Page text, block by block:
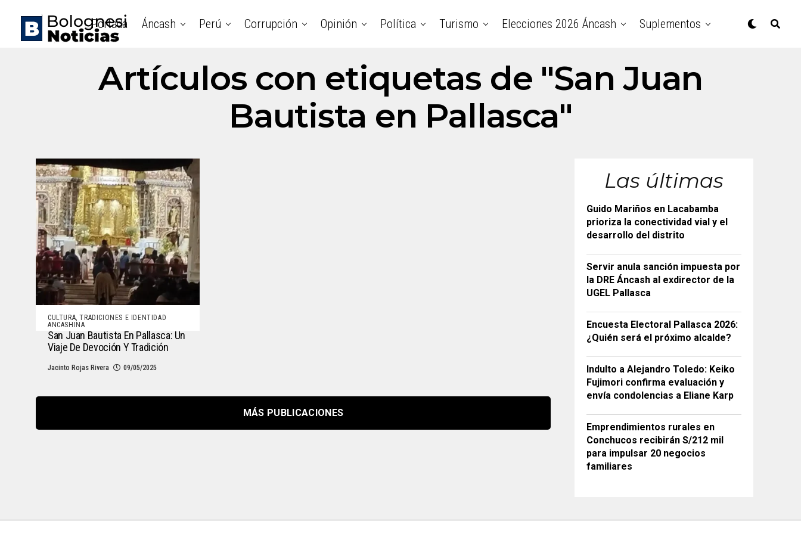
Portada Áncash Perú Corrupción Opinión Política Turismo Elecciones 2026 Áncash Suplementos
Artículos con etiquetas de "San Juan
Bautista en Pallasca"
CULTURA, TRADICIONES E IDENTIDAD
ANCASHINA
San Juan Bautista En Pallasca: Un
Viaje De Devoción Y Tradición
Jacinto Rojas Rivera 09/05/2025
MÁS PUBLICACIONES
Las últimas
Guido Mariños en Lacabamba
prioriza la conectividad vial y el
desarrollo del distrito
Servir anula sanción impuesta por
la DRE Áncash al exdirector de la
UGEL Pallasca
Encuesta Electoral Pallasca 2026:
¿Quién será el próximo alcalde?
Indulto a Alejandro Toledo: Keiko
Fujimori confirma evaluación y
envía condolencias a Eliane Karp
Emprendimientos rurales en
Conchucos recibirán S/212 mil
para impulsar 20 negocios
familiares